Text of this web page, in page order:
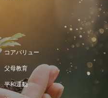
コアバリュー
父母教育
平和運動